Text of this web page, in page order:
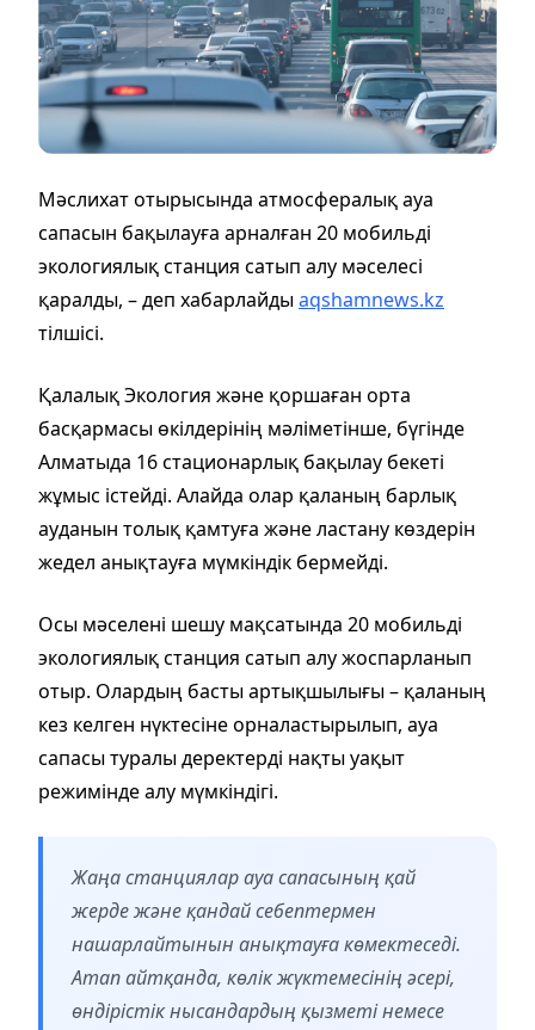
Мәслихат отырысында атмосфералық ауа
сапасын бақылауға арналған 20 мобильді
экологиялық станция сатып алу мәселесі
қаралды, – деп хабарлайдыaqshamnews.kz
тілшісі.
Қалалық Экология және қоршаған орта
басқармасы өкілдерінің мәліметінше, бүгінде
Алматыда 16 стационарлық бақылау бекеті
жұмыс істейді. Алайда олар қаланың барлық
ауданын толық қамтуға және ластану көздерін
жедел анықтауға мүмкіндік бермейді.
Осы мәселені шешу мақсатында 20 мобильді
экологиялық станция сатып алу жоспарланып
отыр. Олардың басты артықшылығы – қаланың
кез келген нүктесіне орналастырылып, ауа
сапасы туралы деректерді нақты уақыт
режимінде алу мүмкіндігі.
Жаңа станциялар ауа сапасының қай
жерде және қандай себептермен
нашарлайтынын анықтауға көмектеседі.
Атап айтқанда, көлік жүктемесінің әсері,
өндірістік нысандардың қызметі немесе